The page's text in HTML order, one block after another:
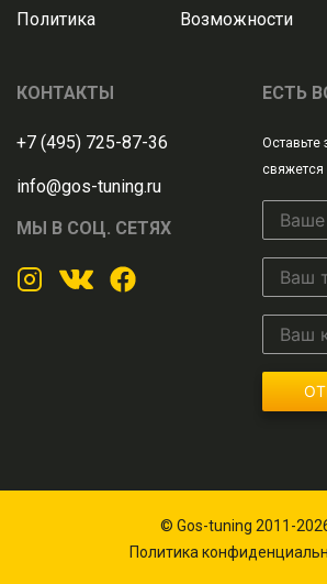
Политика Возможности
КОНТАКТЫ
+7 (495) 725-87-36
info@gos-tuning.ru
МЫ В СОЦ. СЕТЯХ
ЕСТЬ
Оставьте
© Gos-tuning 2011-
Политика